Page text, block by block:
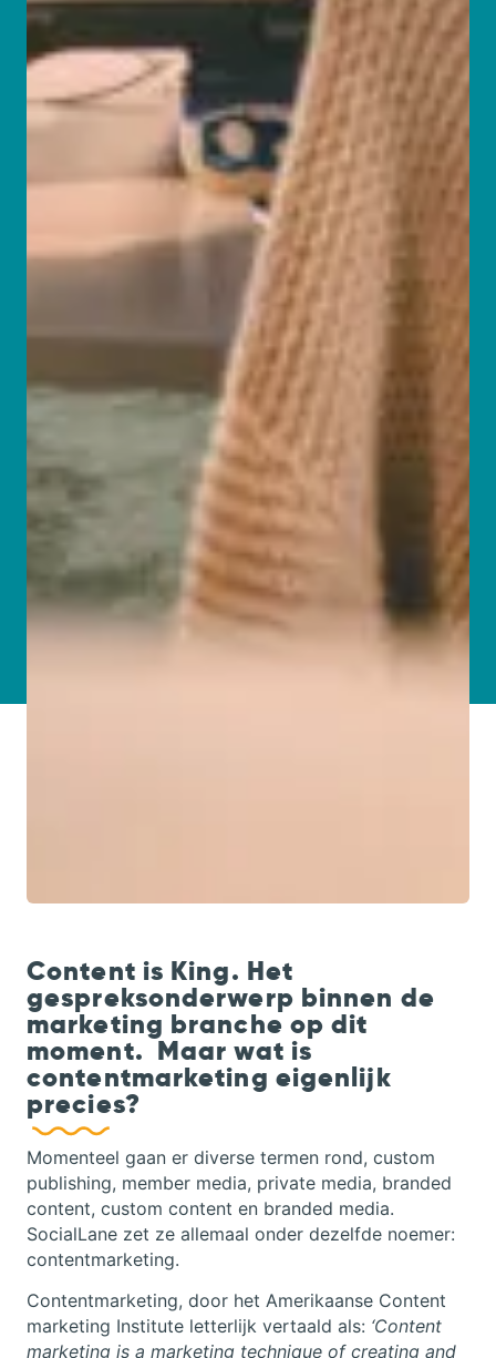
Content is King. Het
gespreksonderwerp binnen de
marketing branche op dit
moment. Maar wat is
contentmarketing eigenlijk
precies?
Momenteel gaan er diverse termen rond, custom
publishing, member media, private media, branded
content, custom content en branded media.
SocialLane zet ze allemaal onder dezelfde noemer:
contentmarketing.
Contentmarketing, door het Amerikaanse Content
marketing Institute letterlijk vertaald als: ‘Content
marketing is a marketing technique of creating and